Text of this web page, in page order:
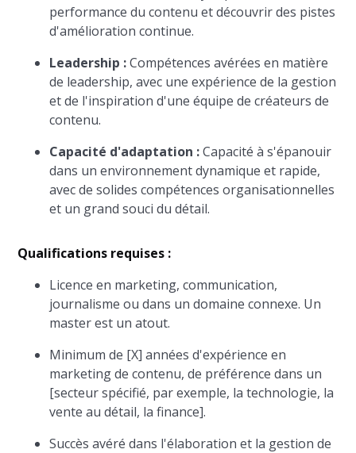
performance du contenu et découvrir des pistes
d'amélioration continue.
Leadership :Compétences avérées en matière
de leadership, avec une expérience de la gestion
et de l'inspiration d'une équipe de créateurs de
contenu.
Capacité d'adaptation :Capacité à s'épanouir
dans un environnement dynamique et rapide,
avec de solides compétences organisationnelles
et un grand souci du détail.
Qualifications requises :
Licence en marketing, communication,
journalisme ou dans un domaine connexe. Un
master est un atout.
Minimum de [X] années d'expérience en
marketing de contenu, de préférence dans un
[secteur spécifié, par exemple, la technologie, la
vente au détail, la finance].
Succès avéré dans l'élaboration et la gestion de